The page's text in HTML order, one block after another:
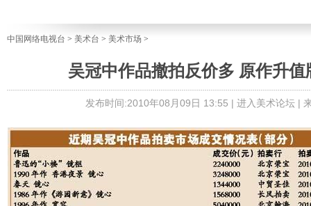
中国网络电视台 > 美术台 > 美术市场 >
吴冠中作品撤拍反价多 原作升值
发布时间:2010年08月09日 13:55 | 进入美术论坛|